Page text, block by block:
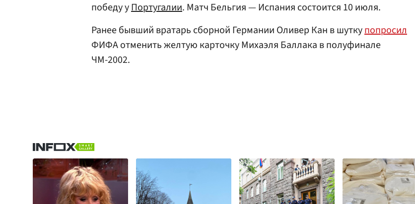
победу уПортугалии. Матч Бельгия — Испания состоится 10 июля.
Ранее бывший вратарь сборной Германии Оливер Кан в шуткупопросил
ФИФА отменить желтую карточку Михаэля Баллака в полуфинале
ЧМ-2002.